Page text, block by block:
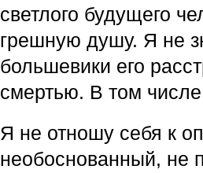
светлого будущего
грешную душу. Я не
большевики его
смертью. В том
Я не отношу себя к
необоснованный, не